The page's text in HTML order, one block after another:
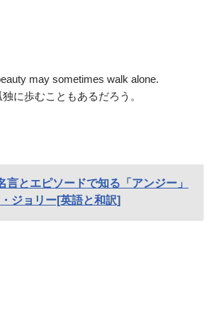
may sometimes walk alone.
に歩むこともあるだろう。
言とエピソードで知る「アンジー」
ジョリー[英語と和訳]